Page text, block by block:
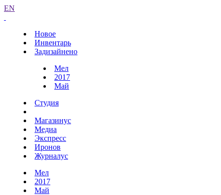
EN
Новое
Инвентарь
Задизайнено
Мел
2017
Май
Студия
Магазинус
Медиа
Экспресс
Иронов
Журналус
Мел
2017
Май